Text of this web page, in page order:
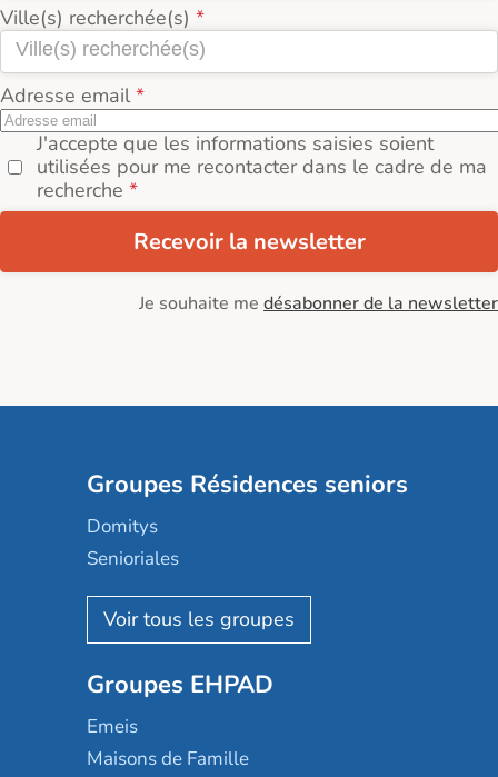
Ville(s) recherchée(s)
Adresse email
J'accepte que les informations saisies soient
utilisées pour me recontacter dans le cadre de ma
recherche
Recevoir la newsletter
Je souhaite me désabonner de la newsletter
Groupes Résidences seniors
Domitys
Senioriales
Nohée
Les Résidentiels
Mobicap
Domusvi
Happy Senior
Groupes EHPAD
Emeis
Maisons de Famille